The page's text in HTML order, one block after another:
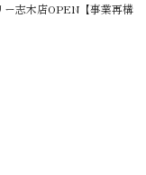
志木店OPEN【事業再構